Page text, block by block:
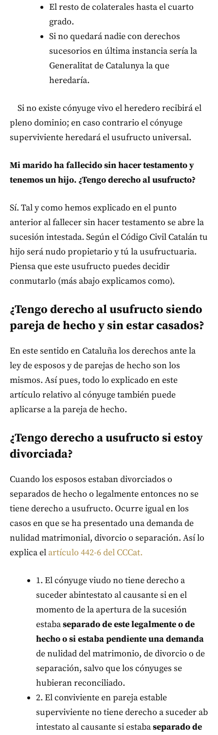
El resto de colaterales hasta el cuarto
grado.
Si no quedará nadie con derechos
sucesorios en última instancia sería la
Generalitat de Catalunya la que
heredaría.
Si no existe cónyuge vivo el heredero recibirá el
pleno dominio; en caso contrario el cónyuge
superviviente heredará el usufructo universal.
Mi marido ha fallecido sin hacer testamento y
tenemos un hijo. ¿Tengo derecho al usufructo?
Sí. Tal y como hemos explicado en el punto
anterior al fallecer sin hacer testamento se abre la
sucesión intestada. Según el Código Civil Catalán tu
hijo será nudo propietario y tú la usufructuaria.
Piensa que este usufructo puedes decidir
conmutarlo (más abajo explicamos como).
¿Tengo derecho al usufructo siendo
pareja de hecho y sin estar casados?
En este sentido en Cataluña los derechos ante la
ley de esposos y de parejas de hecho son los
mismos. Así pues, todo lo explicado en este
artículo relativo al cónyuge también puede
aplicarse a la pareja de hecho.
¿Tengo derecho a usufructo si estoy
divorciada?
Cuando los esposos estaban divorciados o
separados de hecho o legalmente entonces no se
tiene derecho a usufructo. Ocurre igual en los
casos en que se ha presentado una demanda de
nulidad matrimonial, divorcio o separación. Así lo
explica el artículo 442-6 del CCCat.
1. El cónyuge viudo no tiene derecho a
suceder abintestato al causante si en el
momento de la apertura de la sucesión
estabaseparado de este legalmente o de
hecho o si estaba pendiente una demanda
de nulidad del matrimonio, de divorcio o de
separación, salvo que los cónyuges se
hubieran reconciliado.
2. El conviviente en pareja estable
superviviente no tiene derecho a suceder ab
intestato al causante si estabaseparado de